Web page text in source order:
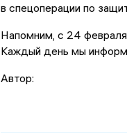
в спецоперации по
Напомним, с 24 февраля
Каждый день мы
Автор: